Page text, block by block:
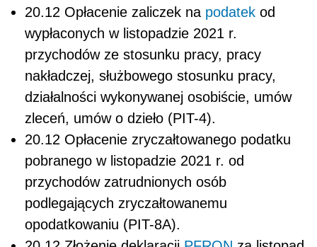
20.12 Opłacenie zaliczek na podatek od
wypłaconych w listopadzie 2021 r.
przychodów ze stosunku pracy, pracy
nakładczej, służbowego stosunku pracy,
działalności wykonywanej osobiście, umów
zleceń, umów o dzieło (PIT-4).
20.12 Opłacenie zryczałtowanego podatku
pobranego w listopadzie 2021 r. od
przychodów zatrudnionych osób
podlegających zryczałtowanemu
opodatkowaniu (PIT-8A).